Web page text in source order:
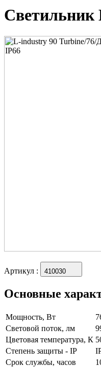
Светильник
Артикул : 410030
Основные
Мощность, Вт
Световой поток, лм
Цветовая температура, К
Степень защиты - IP
Срок службы, часов